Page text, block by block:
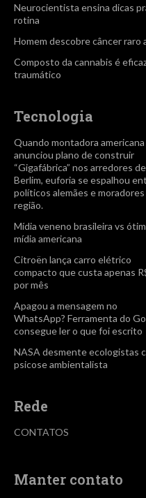
Neurocientista ensina dicas
rotina
Homem descobre câncer raro
Composto da cannabis é
traumático
Tecnologia
Quando montadora americana
anunciou plano de construir
“Gigafábrica” nos arredores de
Berlim, euforia se espalhou
políticos alemães e moradores
região.
Mídia veneno brasileira vs
mídia americana
Citroën lança carro elétrico
compacto que custa apenas
por mês
Apagou a mensagem no
WhatsApp? Ferramenta do
consegue ler o que foi escrito
NASA desmente ecologistas
psicose ambientalista
Rede
CONTATOS
Manter contato